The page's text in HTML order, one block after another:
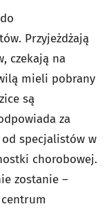
Przyjeżdżają
czekają na
mieli pobrany
są
za
specjalistów w
chorobowej.
zostanie –